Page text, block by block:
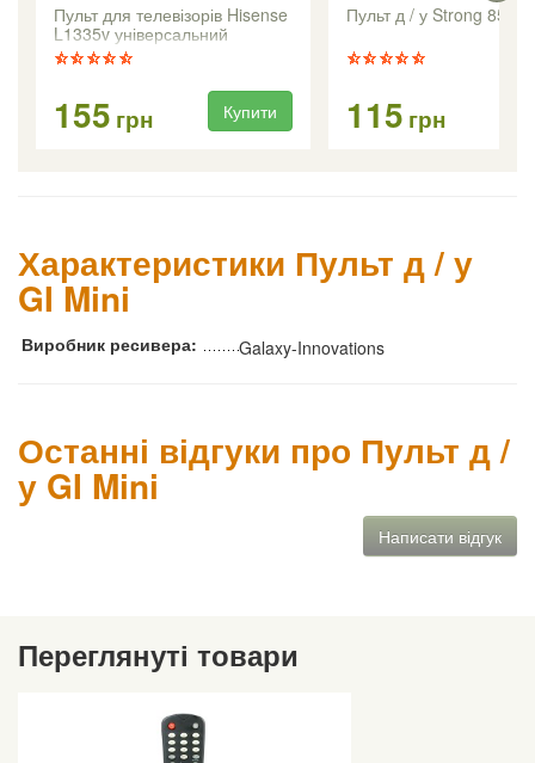
Пульт для телевізорів Hisense
L1335v універсальний
155 грн Купити
Пульт д / у Strong 8500
115 грн
Характеристики Пульт д / у
GI Mini
Виробник ресивера: Galaxy-Innovations
Останні відгуки про Пульт д /
у GI Mini
Написати відгук
Переглянуті товари